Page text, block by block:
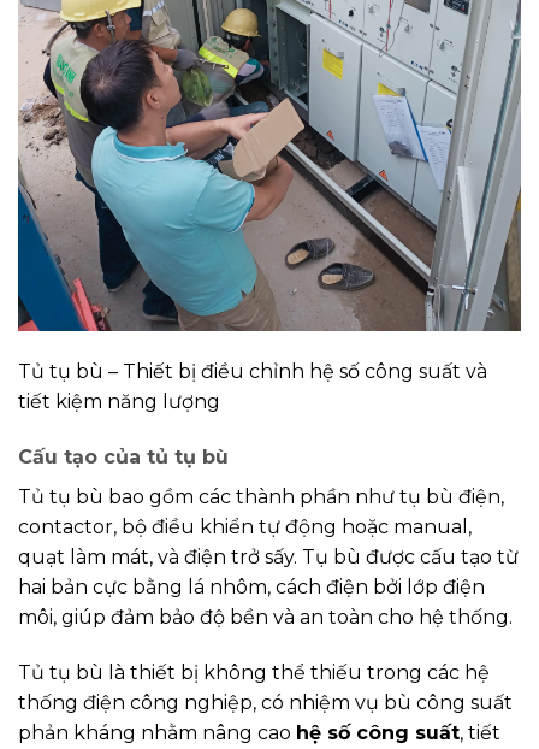
Tủ tụ bù – Thiết bị điều chỉnh hệ số công suất và
tiết kiệm năng lượng
Cấu tạo của tủ tụ bù
Tủ tụ bù bao gồm các thành phần như tụ bù điện,
contactor, bộ điều khiển tự động hoặc manual,
quạt làm mát, và điện trở sấy. Tụ bù được cấu tạo từ
hai bản cực bằng lá nhôm, cách điện bởi lớp điện
môi, giúp đảm bảo độ bền và an toàn cho hệ thống.
Tủ tụ bù là thiết bị không thể thiếu trong các hệ
thống điện công nghiệp, có nhiệm vụ bù công suất
phản kháng nhằm nâng cao hệ số công suất, tiết